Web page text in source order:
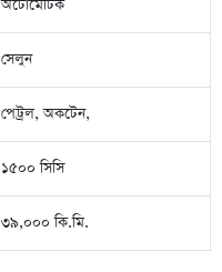
অটোমেটিক
সেলুন
পেট্রল, অকটেন,
১৫০০ সিসি
৩৯,০০০ কি.মি.